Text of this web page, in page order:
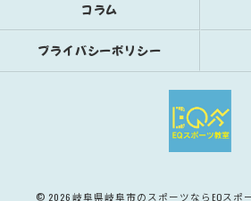
コラム
プライバシーポリシー
© 2026 岐阜県岐阜市のスポーツならEQスポーツ